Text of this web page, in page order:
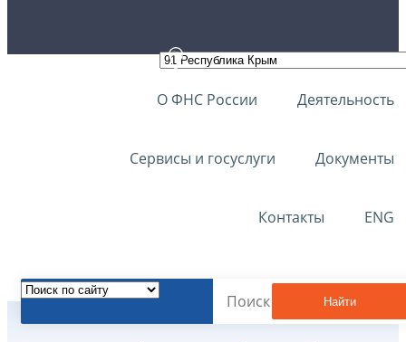
О ФНС России Деятельность
Сервисы и госуслуги Документы
Контакты ENG
Найти